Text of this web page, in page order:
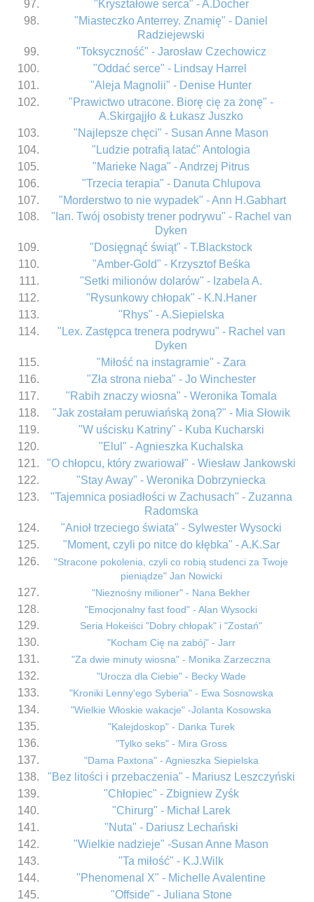
"Kryształowe serca" - A.Docher
"Miasteczko Anterrey. Znamię" - Daniel
Radziejewski
"Toksyczność" - Jarosław Czechowicz
"Oddać serce" - Lindsay Harrel
"Aleja Magnolii" - Denise Hunter
"Prawictwo utracone. Biorę cię za żonę" -
A.Skirgajjło & Łukasz Juszko
"Najlepsze chęci" - Susan Anne Mason
"Ludzie potrafią latać" Antologia
"Marieke Naga" - Andrzej Pitrus
"Trzecia terapia" - Danuta Chlupova
"Morderstwo to nie wypadek" - Ann H.Gabhart
"Ian. Twój osobisty trener podrywu" - Rachel van
Dyken
"Dosięgnąć świąt" - T.Blackstock
"Amber-Gold" - Krzysztof Beśka
"Setki milionów dolarów" - Izabela A.
"Rysunkowy chłopak" - K.N.Haner
"Rhys" - A.Siepielska
"Lex. Zastępca trenera podrywu" - Rachel van
Dyken
"Miłość na instagramie" - Zara
"Zła strona nieba" - Jo Winchester
"Rabih znaczy wiosna" - Weronika Tomala
"Jak zostałam peruwiańską żoną?" - Mia Słowik
"W uścisku Katriny" - Kuba Kucharski
"Elul" - Agnieszka Kuchalska
"O chłopcu, który zwariował" - Wiesław Jankowski
"Stay Away" - Weronika Dobrzyniecka
"Tajemnica posiadłości w Zachusach" - Zuzanna
Radomska
"Anioł trzeciego świata" - Sylwester Wysocki
"Moment, czyli po nitce do kłębka" - A.K.Sar
"Stracone pokolenia, czyli co robią studenci za Twoje
pieniądze" Jan Nowicki
"Nieznośny milioner" - Nana Bekher
"Emocjonalny fast food" - Alan Wysocki
Seria Hokeiści "Dobry chłopak" i "Zostań"
"Kocham Cię na zabój" - Jarr
"Za dwie minuty wiosna" - Monika Zarzeczna
"Urocza dla Ciebie" - Becky Wade
"Kroniki Lenny'ego Syberia" - Ewa Sosnowska
"Wielkie Włoskie wakacje" -Jolanta Kosowska
"Kalejdoskop" - Danka Turek
"Tylko seks" - Mira Gross
"Dama Paxtona" - Agnieszka Siepielska
"Bez litości i przebaczenia" - Mariusz Leszczyński
"Chłopiec" - Zbigniew Zyśk
"Chirurg" - Michał Larek
"Nuta" - Dariusz Lechański
"Wielkie nadzieje" -Susan Anne Mason
"Ta miłość" - K.J.Wilk
"Phenomenal X" - Michelle Avalentine
"Offside" - Juliana Stone